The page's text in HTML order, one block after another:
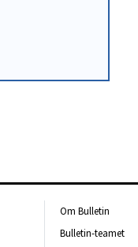
Om Bulletin
Bulletin-teamet